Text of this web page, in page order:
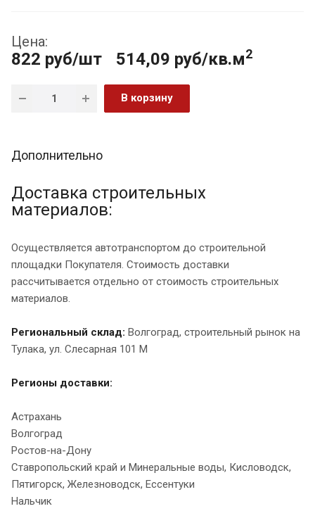
Цена:
822 руб/шт 514,09 руб/кв.м2
В корзину
Дополнительно
Доставка строительных
материалов:
Осуществляется автотранспортом до строительной
площадки Покупателя. Стоимость доставки
рассчитывается отдельно от стоимость строительных
материалов.
Региональный склад: Волгоград, строительный рынок на
Тулака, ул. Слесарная 101 М
Регионы доставки:
Астрахань
Волгоград
Ростов-на-Дону
Ставропольский край и Минеральные воды, Кисловодск,
Пятигорск, Железноводск, Ессентуки
Нальчик